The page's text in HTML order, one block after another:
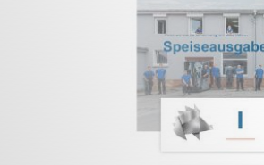
GmbH